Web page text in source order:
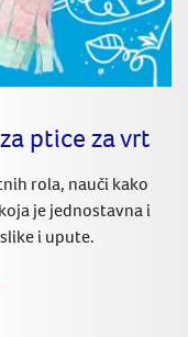
ptice za vrt
rola, nauči kako
je jednostavna i
i upute.